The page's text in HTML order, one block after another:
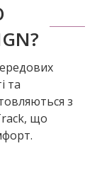
та
з
що